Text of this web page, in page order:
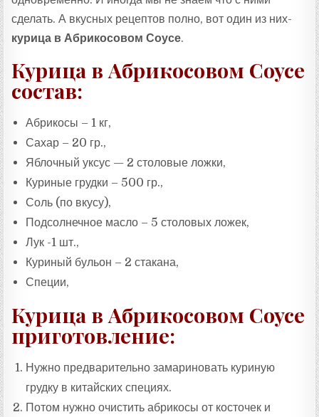
сделать. А вкусных рецептов полно, вот один из них-
курица в Абрикосовом Соусе.
Курица в Абрикосовом Соусе
состав:
Абрикосы – 1 кг,
Сахар – 20 гр.,
Яблочный уксус — 2 столовые ложки,
Куриные грудки – 500 гр.,
Соль (по вкусу),
Подсолнечное масло – 5 столовых ложек,
Лук -1 шт.,
Куриный бульон – 2 стакана,
Специи,
Курица в Абрикосовом Соусе
приготовление:
Нужно предварительно замариновать куриную
грудку в китайских специях.
Потом нужно очистить абрикосы от косточек и